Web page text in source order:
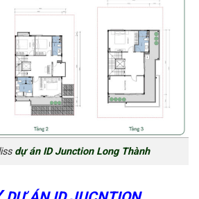
dự án ID Junction Long Thành